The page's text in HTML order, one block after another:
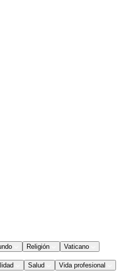
Religión Vaticano
Salud Vida profesional